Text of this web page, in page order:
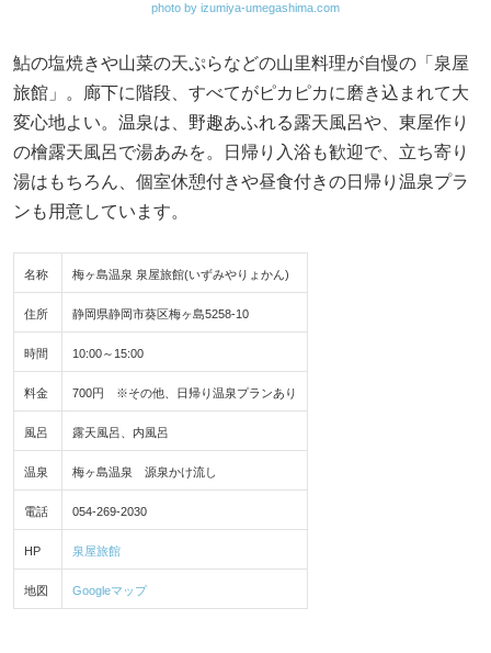
photo by izumiya-umegashima.com
鮎の塩焼きや山菜の天ぷらなどの山里料理が自慢の「泉屋
旅館」。廊下に階段、すべてがピカピカに磨き込まれて大
変心地よい。温泉は、野趣あふれる露天風呂や、東屋作り
の檜露天風呂で湯あみを。日帰り入浴も歓迎で、立ち寄り
湯はもちろん、個室休憩付きや昼食付きの日帰り温泉プラ
ンも用意しています。
名称 梅ヶ島温泉 泉屋旅館(いずみやりょかん)
住所 静岡県静岡市葵区梅ヶ島5258-10
時間 10:00～15:00
料金 700円 ※その他、日帰り温泉プランあり
風呂 露天風呂、内風呂
温泉 梅ヶ島温泉 源泉かけ流し
電話 054-269-2030
HP 泉屋旅館
地図 Googleマップ